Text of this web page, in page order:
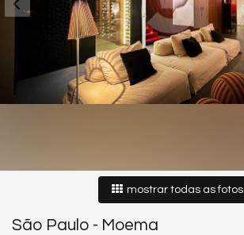
mostrar todas as fotos
São Paulo - Moema